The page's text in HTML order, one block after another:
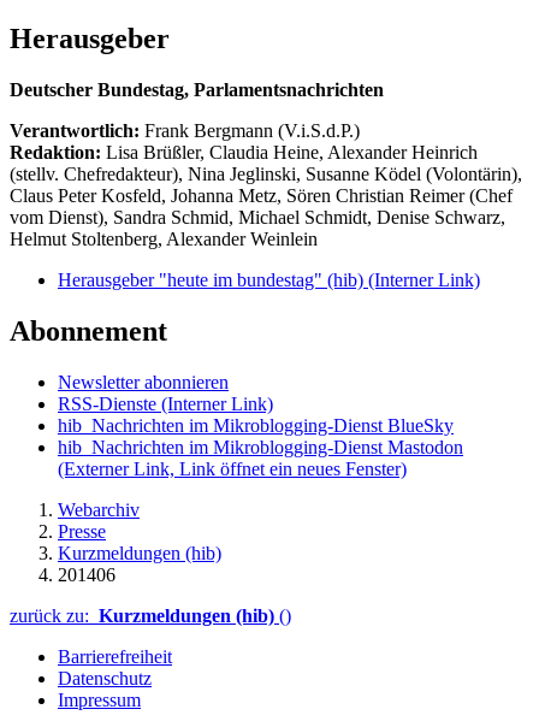
Herausgeber
Deutscher Bundestag, Parlamentsnachrichten
Verantwortlich: Frank Bergmann (V.i.S.d.P.)
Redaktion: Lisa Brüßler, Claudia Heine, Alexander Heinrich
(stellv. Chefredakteur), Nina Jeglinski, Susanne Ködel (Volontärin),
Claus Peter Kosfeld, Johanna Metz, Sören Christian Reimer (Chef
vom Dienst), Sandra Schmid, Michael Schmidt, Denise Schwarz,
Helmut Stoltenberg, Alexander Weinlein
Herausgeber "heute im bundestag" (hib) (Interner Link)
Abonnement
Newsletter abonnieren
RSS-Dienste (Interner Link)
hib_Nachrichten im Mikroblogging-Dienst BlueSky
hib_Nachrichten im Mikroblogging-Dienst Mastodon
(Externer Link, Link öffnet ein neues Fenster)
Webarchiv
Presse
Kurzmeldungen (hib)
201406
zurück zu: Kurzmeldungen (hib) ()
Barrierefreiheit
Datenschutz
Impressum